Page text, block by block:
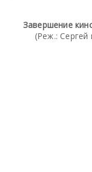
Завершение
(Реж.: Сергей